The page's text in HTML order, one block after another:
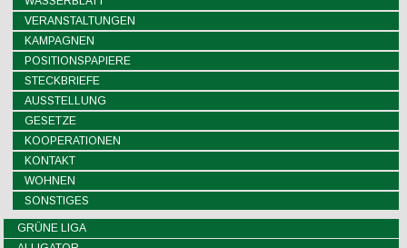
VERANSTALTUNGEN
KAMPAGNEN
POSITIONSPAPIERE
STECKBRIEFE
AUSSTELLUNG
GESETZE
KOOPERATIONEN
KONTAKT
WOHNEN
SONSTIGES
GRÜNE LIGA